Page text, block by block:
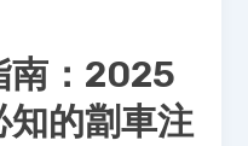
南：2025
的劏車注